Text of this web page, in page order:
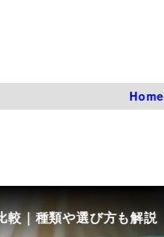
Home
較｜種類や選び方も解説